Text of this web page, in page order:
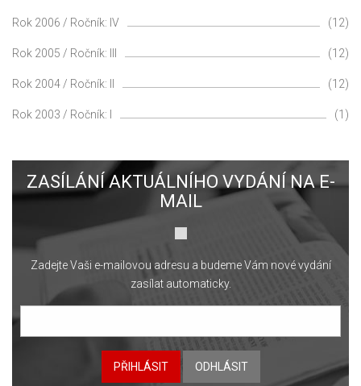
Rok 2006 / Ročník: IV (12)
Rok 2005 / Ročník: III (12)
Rok 2004 / Ročník: II (12)
Rok 2003 / Ročník: I (1)
ZASÍLÁNÍ AKTUÁLNÍHO VYDÁNÍ NA E-
MAIL
Zadejte Vaši e-mailovou adresu a budeme Vám nové vydání
zasílat automaticky.
PŘIHLÁSIT ODHLÁSIT